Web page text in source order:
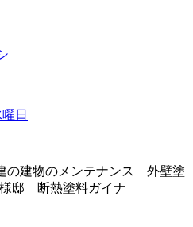
日
の建物のメンテナンス 外壁塗
邸 断熱塗料ガイナ